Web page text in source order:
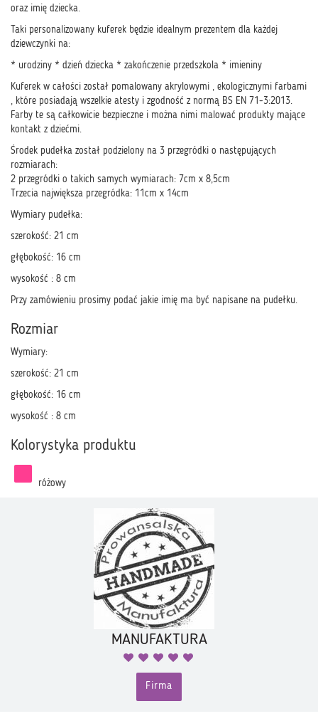
oraz imię dziecka.
Taki personalizowany kuferek będzie idealnym prezentem dla każdej
dziewczynki na:
* urodziny * dzień dziecka * zakończenie przedszkola * imieniny
Kuferek w całości został pomalowany akrylowymi , ekologicznymi farbami
, które posiadają wszelkie atesty i zgodność z normą BS EN 71-3:2013.
Farby te są całkowicie bezpieczne i można nimi malować produkty mające
kontakt z dziećmi.
Środek pudełka został podzielony na 3 przegródki o następujących
rozmiarach:
2 przegródki o takich samych wymiarach: 7cm x 8,5cm
Trzecia największa przegródka: 11cm x 14cm
Wymiary pudełka:
szerokość: 21 cm
głębokość: 16 cm
wysokość : 8 cm
Przy zamówieniu prosimy podać jakie imię ma być napisane na pudełku.
Rozmiar
Wymiary:
szerokość: 21 cm
głębokość: 16 cm
wysokość : 8 cm
Kolorystyka produktu
różowy
MANUFAKTURA
Firma